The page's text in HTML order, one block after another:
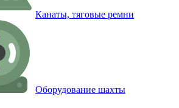
Канаты, тяговые ремни
Оборудование шахты